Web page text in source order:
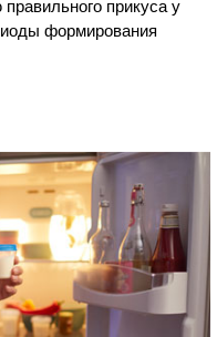
прикуса у
формирования